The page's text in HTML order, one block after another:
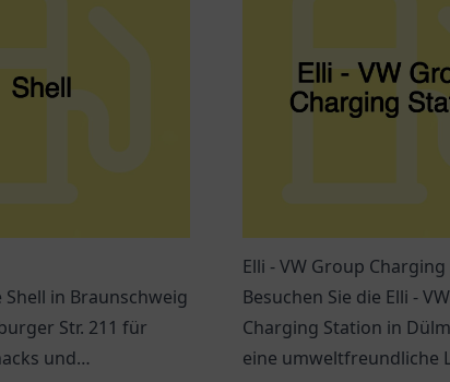
Shell in Braunschweig
Str. 211 für
und
Elli - VW Group
Besuchen Sie die Elli -
Charging Station in
eine umweltfreundliche